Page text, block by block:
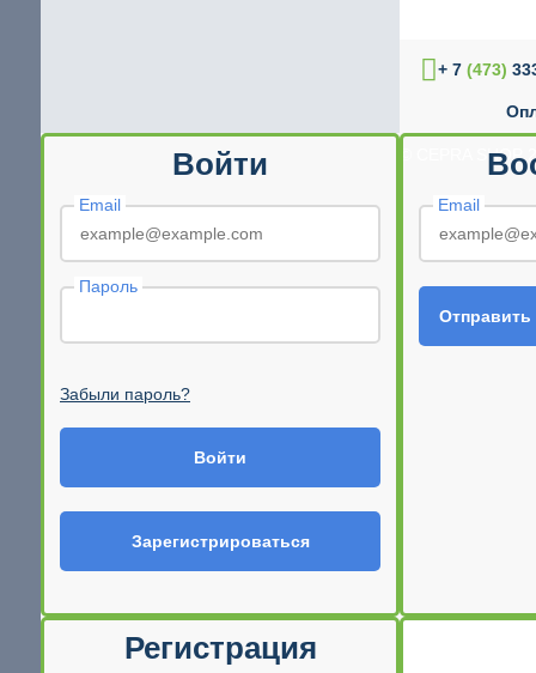
+ 7 (473)
© CEPRA
Войти
Email
Пароль
Забыли пароль?
Войти
Зарегистрироваться
Email
Отправить
Регистрация